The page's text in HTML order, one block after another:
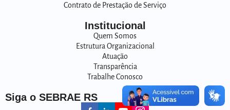
Contrato de Prestação de Serviço
Institucional
Quem Somos
Estrutura Organizacional
Atuação
Transparência
Trabalhe Conosco
Siga o SEBRAE RS